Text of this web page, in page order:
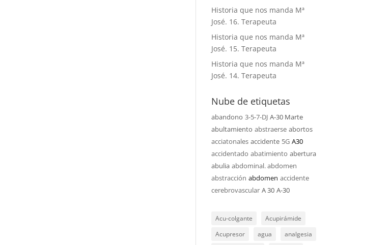
Historia que nos manda Mª
José. 16. Terapeuta
Historia que nos manda Mª
José. 15. Terapeuta
Historia que nos manda Mª
José. 14. Terapeuta
Nube de etiquetas
abandono 3-5-7-DJ A-30 Marte
abultamiento abstraerse abortos
acciatonales accidente 5G A30
accidentado abatimiento abertura
abulia abdominal. abdomen
abstracción abdomen accidente
cerebrovascular A 30 A-30
Acu-colgante
Acupirámide
Acupresor
agua
analgesia